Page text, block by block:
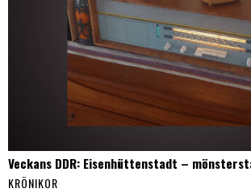
Veckans DDR: Eisenhüttenstadt –
KRÖNIKOR